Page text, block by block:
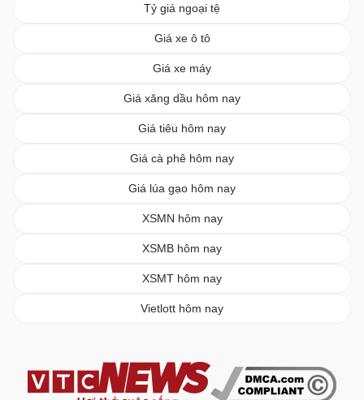
Tỷ giá ngoại tệ
Giá xe ô tô
Giá xe máy
Giá xăng dầu hôm nay
Giá tiêu hôm nay
Giá cà phê hôm nay
Giá lúa gạo hôm nay
XSMN hôm nay
XSMB hôm nay
XSMT hôm nay
Vietlott hôm nay